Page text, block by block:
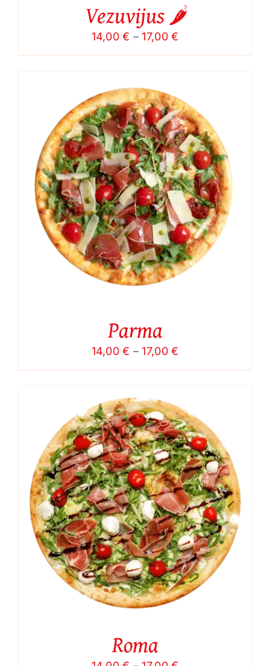
Vezuvijus 🌶️
14,00€ – 17,00€
range:
14,00 €
17,00 €
Parma
14,00€ – 17,00€
range:
14,00 €
through
17,00 €
Roma